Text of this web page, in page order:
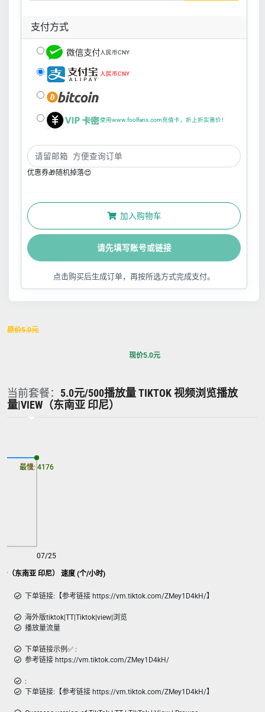
支付方式
人民币CNY
人民币CNY
使用www.foolfans.com充值卡，折上折实惠价！
优惠券🎁随机掉落😍
加入购物车
请先填写账号或链接
点击购买后生成订单，再按所选方式完成支付。
原价5.0元
现价5.0元
当前套餐： 5.0元/500播放量 TIKTOK 视频浏览播放
量|VIEW（东南亚 印尼）
（东南亚 印尼） 速度 (个/小时)
07/25
最慢: 4176
最快: 4176
下单链接:【参考链接 https://vm.tiktok.com/ZMey1D4kH/】
海外版tiktok|TT|Tiktok|view|浏览
播放量流量
下单链接示例✅ :
参考链接 https://vm.tiktok.com/ZMey1D4kH/
:
下单链接:【参考链接 https://vm.tiktok.com/ZMey1D4kH/】